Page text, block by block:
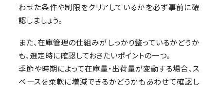
わせた条件や制限をクリアしているかを必ず事前に確
認しましょう。
また、在庫管理の仕組みがしっかり整っているかどうか
も、選定時に確認しておきたいポイントの一つ。
季節や時期によって在庫量・出荷量が変動する場合、ス
ペースを柔軟に増減できるかどうかもあわせて確認し